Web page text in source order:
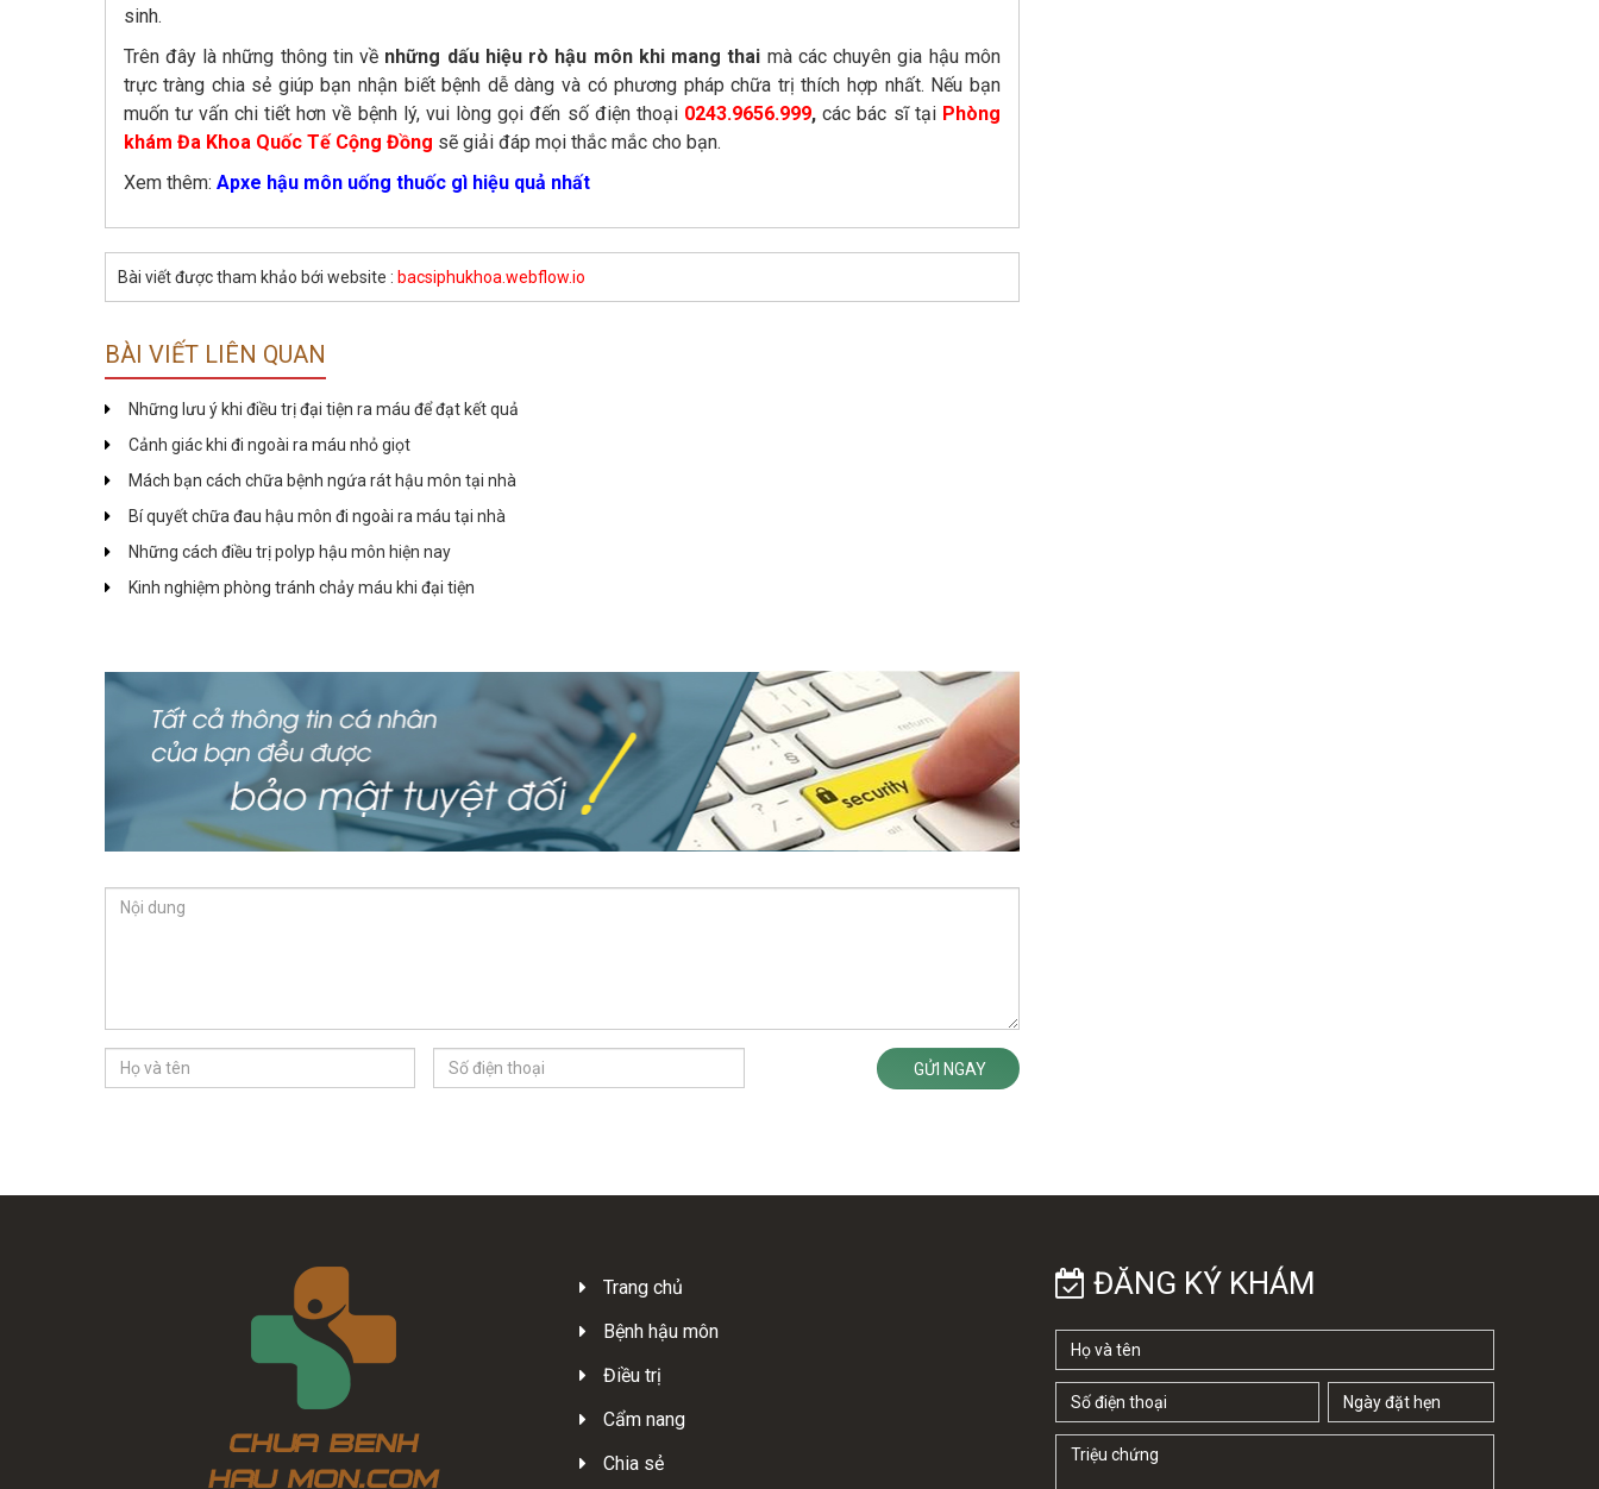
sinh.
Trên đây là những thông tin về những dấu hiệu rò hậu môn khi mang thai mà các chuyên gia hậu môn
trực tràng chia sẻ giúp bạn nhận biết bệnh dễ dàng và có phương pháp chữa trị thích hợp nhất. Nếu bạn
muốn tư vấn chi tiết hơn về bệnh lý, vui lòng gọi đến số điện thoại 0243.9656.999,các bác sĩ tại Phòng
khám Đa Khoa Quốc Tế Cộng Đồng sẽ giải đáp mọi thắc mắc cho bạn.
Xem thêm: Apxe hậu môn uống thuốc gì hiệu quả nhất
Bài viết được tham khảo bới website : bacsiphukhoa.webflow.io
BÀI VIẾT LIÊN QUAN
Những lưu ý khi điều trị đại tiện ra máu để đạt kết quả
Cảnh giác khi đi ngoài ra máu nhỏ giọt
Mách bạn cách chữa bệnh ngứa rát hậu môn tại nhà
Bí quyết chữa đau hậu môn đi ngoài ra máu tại nhà
Những cách điều trị polyp hậu môn hiện nay
Kinh nghiệm phòng tránh chảy máu khi đại tiện
GỬI NGAY
Trang chủ
Bệnh hậu môn
Điều trị
Cẩm nang
Chia sẻ
ĐĂNG KÝ KHÁM